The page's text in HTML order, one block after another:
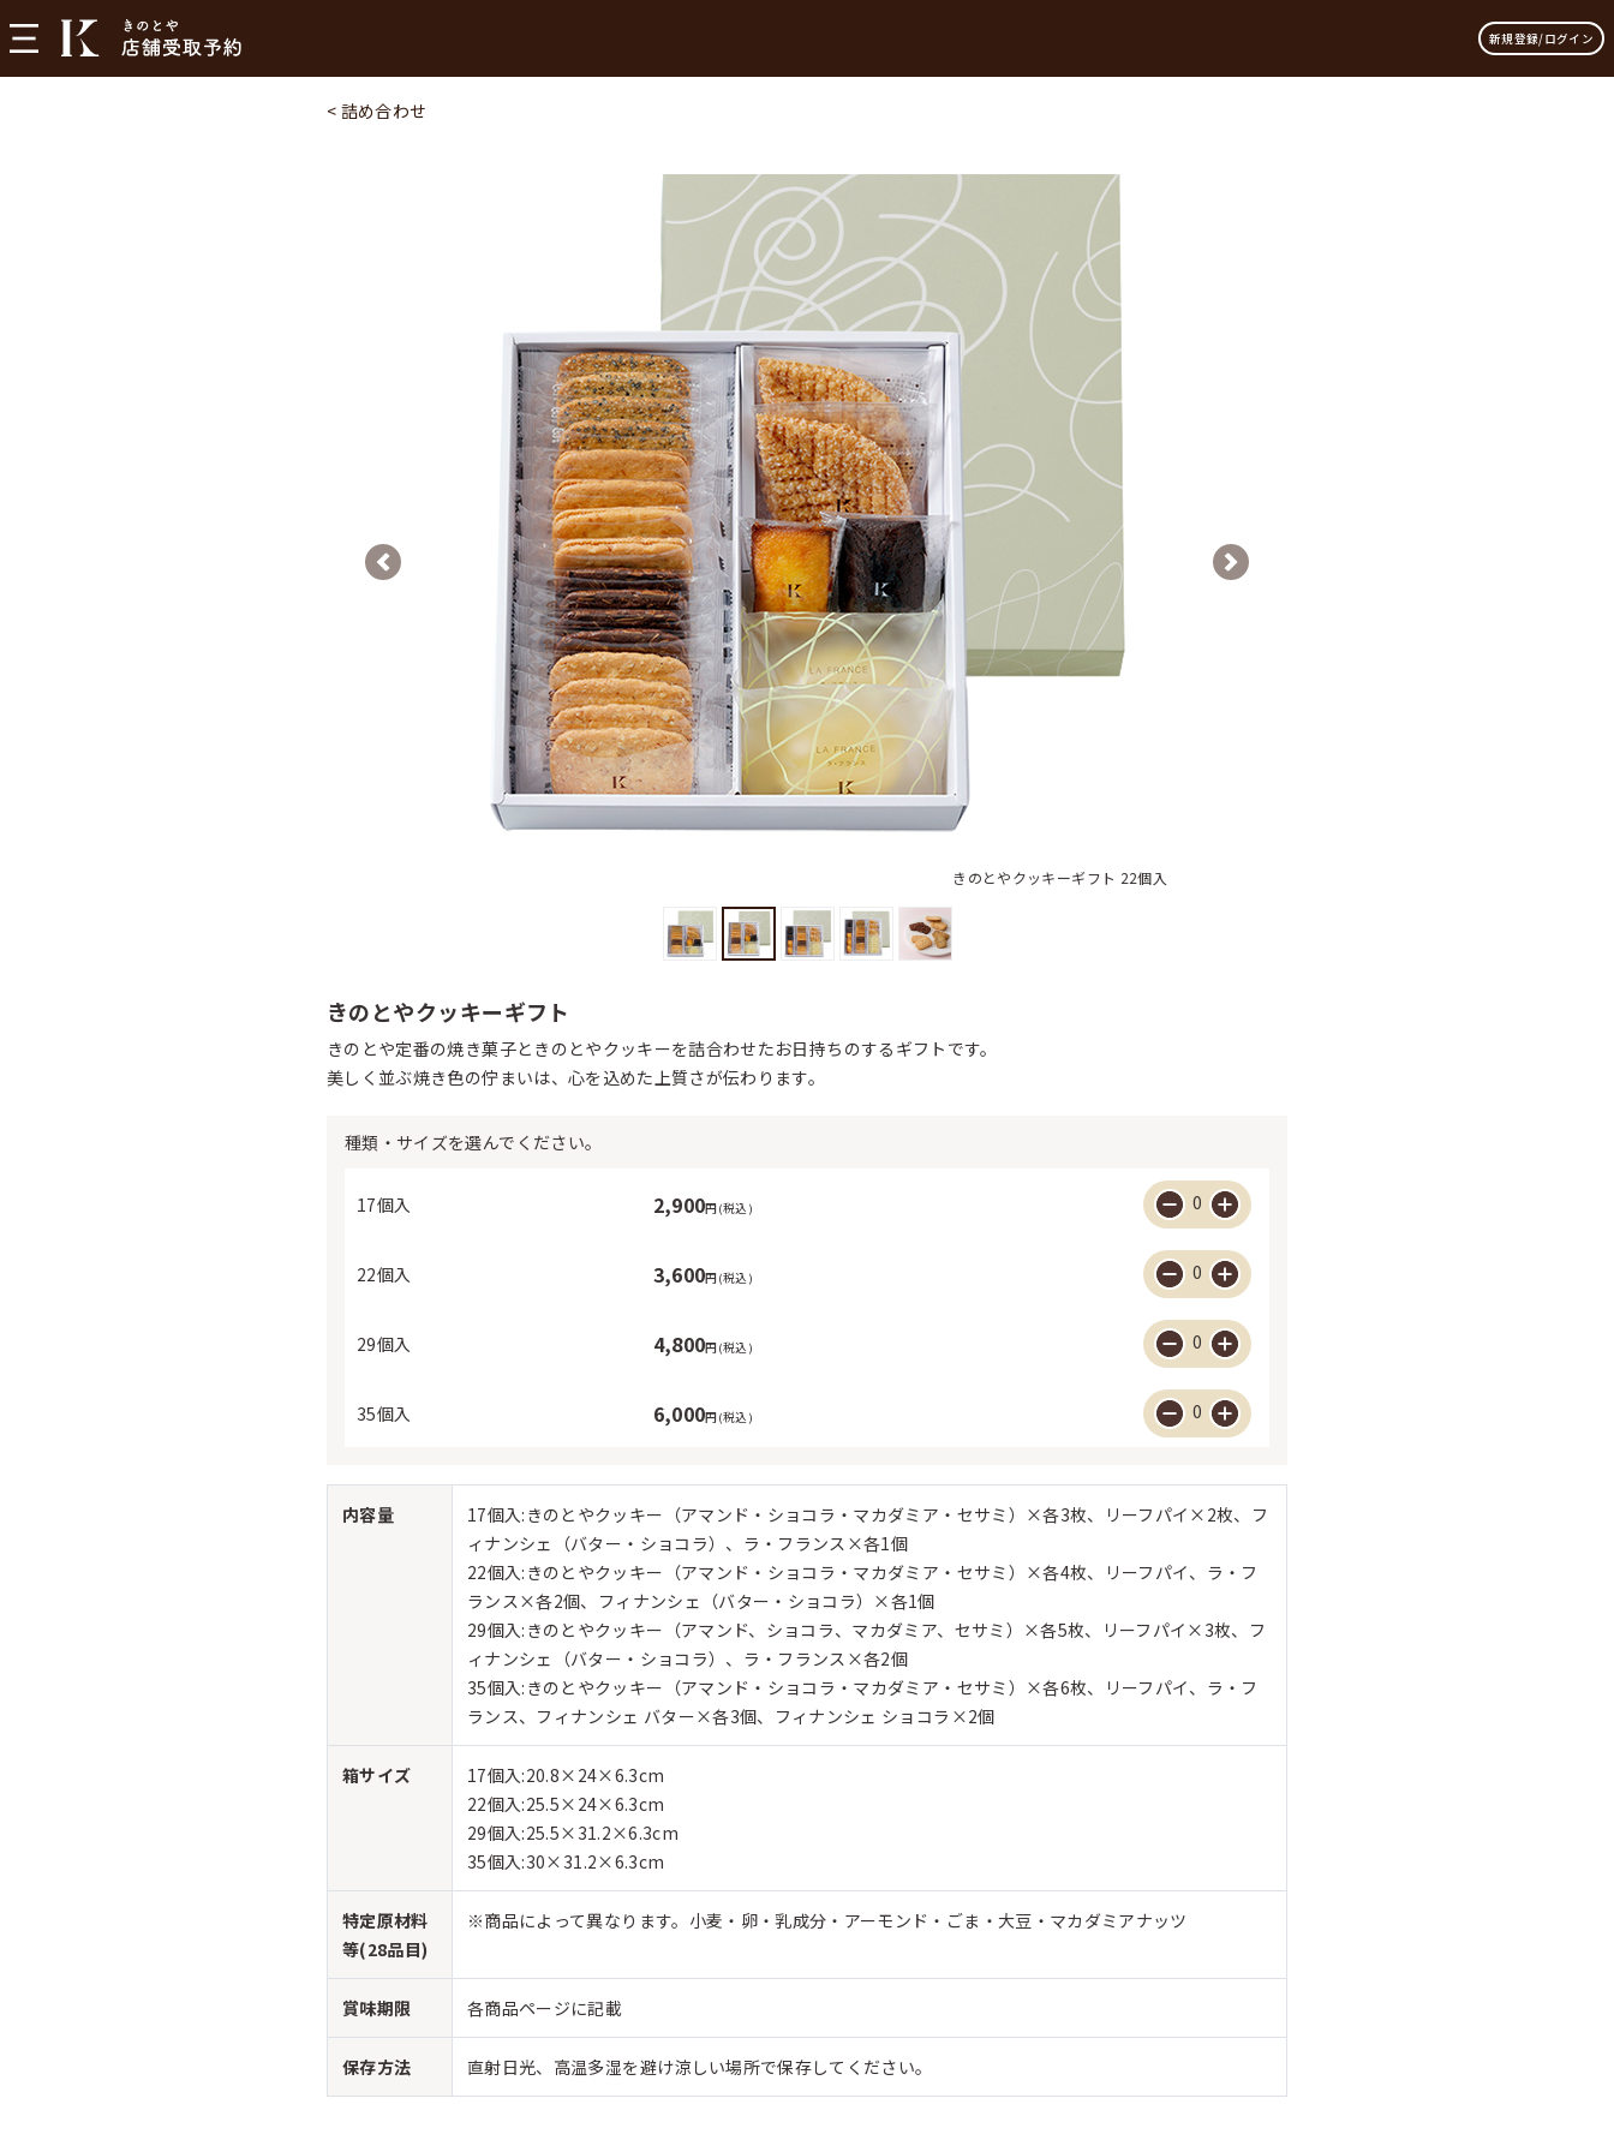
新規登録/ログイン
< 詰め合わせ
きのとやクッキーギフト 22個入
Previous Next
きのとやクッキーギフト
きのとや定番の焼き菓子ときのとやクッキーを詰合わせたお日持ちのするギフトです。
美しく並ぶ焼き色の佇まいは、心を込めた上質さが伝わります。
種類・サイズを選んでください。
17個入 2,900円(税込) 0
22個入 3,600円(税込) 0
29個入 4,800円(税込) 0
35個入 6,000円(税込) 0
内容量
17個入:きのとやクッキー（アマンド・ショコラ・マカダミア・セサミ）×各3枚、リーフパイ×2枚、フ
ィナンシェ（バター・ショコラ）、ラ・フランス×各1個
22個入:きのとやクッキー（アマンド・ショコラ・マカダミア・セサミ）×各4枚、リーフパイ、ラ・フ
ランス×各2個、フィナンシェ（バター・ショコラ）×各1個
29個入:きのとやクッキー（アマンド、ショコラ、マカダミア、セサミ）×各5枚、リーフパイ×3枚、フ
ィナンシェ（バター・ショコラ）、ラ・フランス×各2個
35個入:きのとやクッキー（アマンド・ショコラ・マカダミア・セサミ）×各6枚、リーフパイ、ラ・フ
ランス、フィナンシェ バター×各3個、フィナンシェ ショコラ×2個
箱サイズ
17個入:20.8×24×6.3cm
22個入:25.5×24×6.3cm
29個入:25.5×31.2×6.3cm
35個入:30×31.2×6.3cm
特定原材料
等(28品目)
※商品によって異なります。小麦・卵・乳成分・アーモンド・ごま・大豆・マカダミアナッツ
賞味期限 各商品ページに記載
保存方法 直射日光、高温多湿を避け涼しい場所で保存してください。